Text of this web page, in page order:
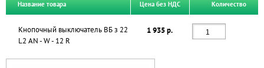
Название товара Цена без НДС Количество
Кнопочный выключатель ВБ з 22
L2 AN - W - 12 R
1 935 р.